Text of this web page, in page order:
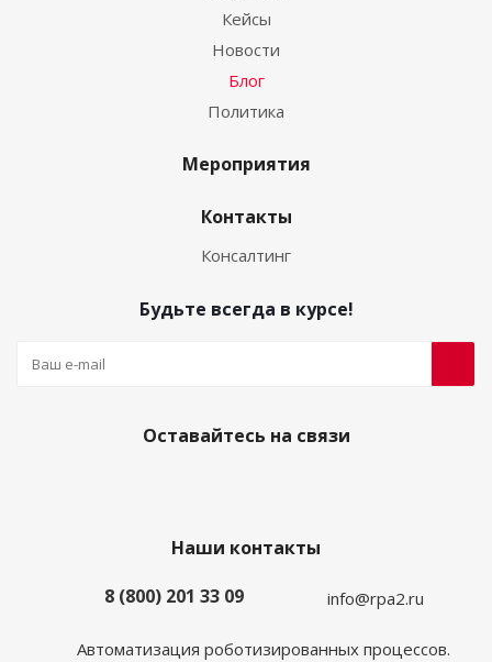
Кейсы
Новости
Блог
Политика
Мероприятия
Контакты
Консалтинг
Будьте всегда в курсе!
Оставайтесь на связи
Наши контакты
8 (800) 201 33 09
info@rpa2.ru
Автоматизация роботизированных процессов.